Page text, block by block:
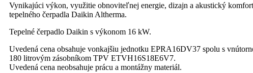
Vynikajúci výkon, využitie obnoviteľnej energie, dizajn a akustický
tepelného čerpadla Daikin Altherma.
Tepelné čerpadlo Daikin s výkonom 16 kW.
Uvedená cena obsahuje vonkajšiu jednotku EPRA16DV37 spolu s
180 litrovým zásobníkom TPV ETVH16S18E6V7.
Uvedená cena neobsahuje prácu a montážny materiál.